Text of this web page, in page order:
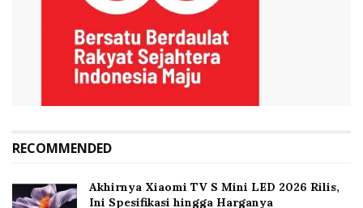
RECOMMENDED
Akhirnya Xiaomi TV S Mini LED 2026 Rilis,
Ini Spesifikasi hingga Harganya